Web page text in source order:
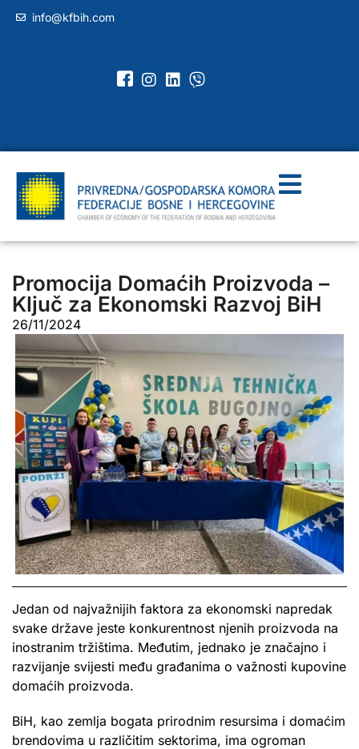
info@kfbih.com
Promocija Domaćih Proizvoda –
Ključ za Ekonomski Razvoj BiH
26/11/2024
Jedan od najvažnijih faktora za ekonomski napredak
svake države jeste konkurentnost njenih proizvoda na
inostranim tržištima. Međutim, jednako je značajno i
razvijanje svijesti među građanima o važnosti kupovine
domaćih proizvoda.
BiH, kao zemlja bogata prirodnim resursima i domaćim
brendovima u različitim sektorima, ima ogroman